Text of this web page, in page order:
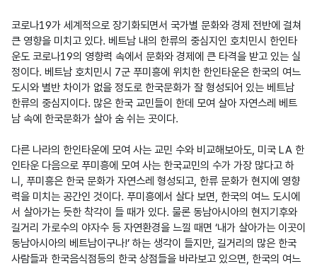
코로나19가 세계적으로 장기화되면서 국가별 문화와 경제 전반에 걸쳐
큰 영향을 미치고 있다. 베트남 내의 한류의 중심지인 호치민시 한인타
운도 코로나19의 영향력 속에서 문화와 경제에 큰 타격을 받고 있는 실
정이다. 베트남 호치민시 7군 푸미흥에 위치한 한인타운은 한국의 여느
도시와 별반 차이가 없을 정도로 한국문화가 잘 형성되어 있는 베트남
한류의 중심지이다. 많은 한국 교민들이 한데 모여 살아 자연스레 베트
남 속에 한국문화가 살아 숨 쉬는 곳이다.
다른 나라의 한인타운에 모여 사는 교민 수와 비교해보아도, 미국 LA 한
인타운 다음으로 푸미흥에 모여 사는 한국교민의 수가 가장 많다고 하
니, 푸미흥은 한국 문화가 자연스레 형성되고, 한류 문화가 현지에 영향
력을 미치는 공간인 것이다. 푸미흥에서 살다 보면, 한국의 여느 도시에
서 살아가는 듯한 착각이 들 때가 있다. 물론 동남아시아의 현지기후와
길거리 가로수의 야자수 등 자연환경을 느낄 때면 ‘내가 살아가는 이곳이
동남아시아의 베트남이구나!’ 하는 생각이 들지만, 길거리의 많은 한국
사람들과 한국음식점등의 한국 상점들을 바라보고 있으면, 한국의 여느